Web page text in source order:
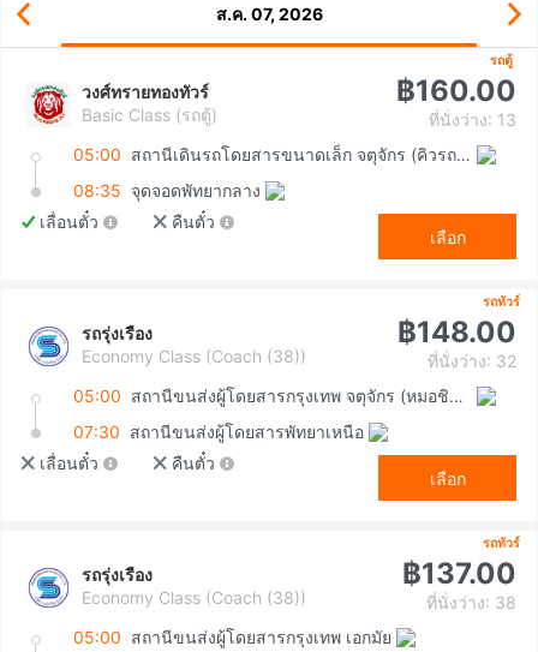
ส.ค. 07, 2026
รถตู้
วงศ์ทรายทองทัวร์
Basic Class (รถตู้)
฿160.00
ที่นั่งว่าง: 13
05:00
สถานีเดินรถโดยสารขนาดเล็ก จตุจักร (คิวรถตู้หมอชิต 2)
08:35 จุดจอดพัทยากลาง
เลื่อนตั๋ว
คืนตั๋ว
เลือก
รถทัวร์
รถรุ่งเรือง
Economy Class (Coach (38))
฿148.00
ที่นั่งว่าง: 32
05:00
สถานีขนส่งผู้โดยสารกรุงเทพ จตุจักร (หมอชิต2)
07:30 สถานีขนส่งผู้โดยสารพัทยาเหนือ
เลื่อนตั๋ว
คืนตั๋ว
เลือก
รถทัวร์
รถรุ่งเรือง
Economy Class (Coach (38))
฿137.00
ที่นั่งว่าง: 38
05:00 สถานีขนส่งผู้โดยสารกรุงเทพ เอกมัย